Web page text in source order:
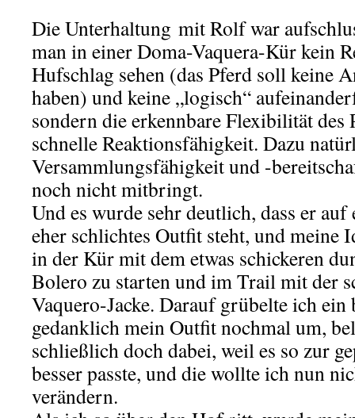
Die Unterhaltung mit Rolf war
man in einer Doma-Vaquera-Kür kein
Hufschlag sehen (das Pferd soll keine
haben) und keine „logisch“
sondern die erkennbare Flexibilität des
schnelle Reaktionsfähigkeit. Dazu
Versammlungsfähigkeit und -
noch nicht mitbringt.
Und es wurde sehr deutlich, dass er auf
eher schlichtes Outfit steht, und meine
in der Kür mit dem etwas schickeren
Bolero zu starten und im Trail mit der
Vaquero-Jacke. Darauf grübelte ich ein
gedanklich mein Outfit nochmal um,
schließlich doch dabei, weil es so zur
besser passte, und die wollte ich nun
verändern.